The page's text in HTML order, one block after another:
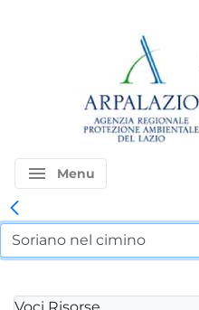
menu Menu